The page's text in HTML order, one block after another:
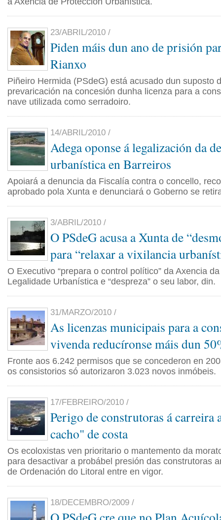
23/ABRIL/2010 /
Piden máis dun ano de prisión
Rianxo
Piñeiro Hermida (PSdeG) está acusado dun suposto
prevaricación na concesión dunha licenza para a
nave utilizada como serradoiro.
14/ABRIL/2010 /
Adega oponse á legalización da
urbanística en Barreiros
Apoiará a denuncia da Fiscalía contra o concello,
aprobado pola Xunta e denunciará o Goberno se
3/ABRIL/2010 /
O PSdeG acusa a Xunta de
para “relaxar a vixilancia
O Executivo “prepara o control político” da Axencia
Legalidade Urbanística e “despreza” o seu labor, din.
31/MARZO/2010 /
As licenzas municipais para a
vivenda reducíronse máis dun
Fronte aos 6.242 permisos que se concederon en
os consistorios só autorizaron 3.023 novos inmóbeis.
17/FEBREIRO/2010 /
Perigo de construtoras á carreira
cacho" de costa
Os ecoloxistas ven prioritario o mantemento da
para desactivar a probábel presión das construtoras
de Ordenación do Litoral entre en vigor.
18/DECEMBRO/2009 /